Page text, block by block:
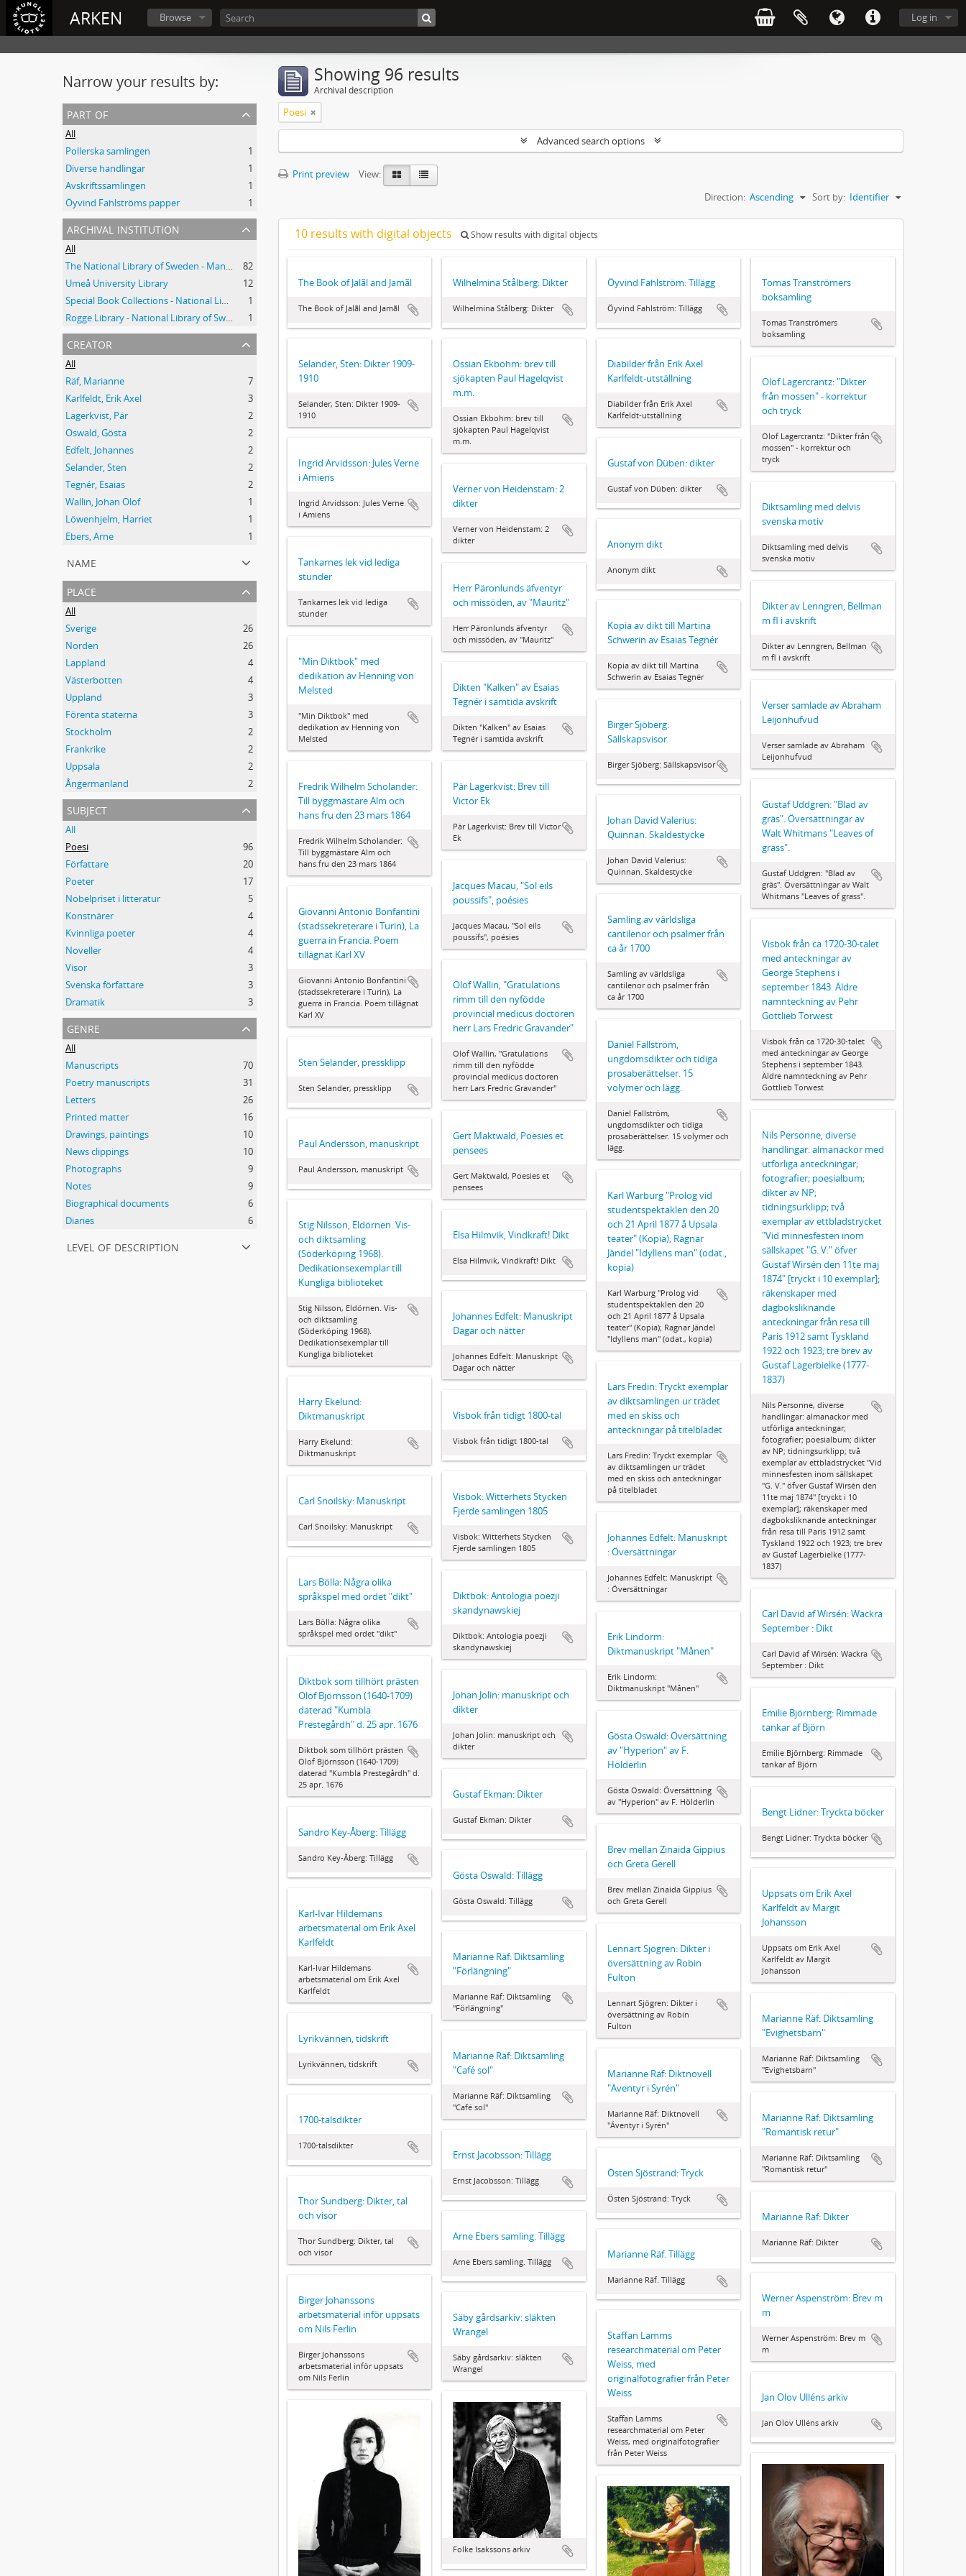
ARKEN Log in
Browse
Narrow your results by:
part of
All
Pollerska samlingen
1
Diverse handlingar
1
Avskriftssamlingen
1
Öyvind Fahlströms papper
1
archival institution
All
The National Library of Sweden - Manuscripts Collections
82
Umeå University Library
12
Special Book Collections - National Library of Sweden
1
Rogge Library - National Library of Sweden
1
creator
All
Räf, Marianne
7
Karlfeldt, Erik Axel
3
Lagerkvist, Pär
2
Oswald, Gösta
2
Edfelt, Johannes
2
Selander, Sten
2
Tegnér, Esaias
2
Wallin, Johan Olof
1
Löwenhjelm, Harriet
1
Ebers, Arne
1
name
place
All
Sverige
26
Norden
26
Lappland
4
Västerbotten
4
Uppland
3
Förenta staterna
3
Stockholm
2
Frankrike
2
Uppsala
2
Ångermanland
2
subject
All
Poesi
96
Författare
20
Poeter
17
Nobelpriset i litteratur
5
Konstnärer
4
Kvinnliga poeter
4
Noveller
4
Visor
3
Svenska författare
3
Dramatik
3
genre
All
Manuscripts
70
Poetry manuscripts
31
Letters
26
Printed matter
16
Drawings, paintings
10
News clippings
10
Photographs
9
Notes
9
Biographical documents
6
Diaries
6
level of description
Showing 96 results
Archival description
Poesi
Advanced search options
Print preview
View:
Sort by: Identifier
Direction: Ascending
10 results with digital objects Show results with digital objects
The Book of Jalãl and Jamãl
The Book of Jalãl and Jamãl
Wilhelmina Stålberg: Dikter
Wilhelmina Stålberg: Dikter
Öyvind Fahlström: Tillägg
Öyvind Fahlström: Tillägg
Tomas Tranströmers
boksamling
Tomas Tranströmers
boksamling
Selander, Sten: Dikter 1909-
1910
Selander, Sten: Dikter 1909-
1910
Ossian Ekbohm: brev till
sjökapten Paul Hagelqvist
m.m.
Ossian Ekbohm: brev till
sjökapten Paul Hagelqvist
m.m.
Diabilder från Erik Axel
Karlfeldt-utställning
Diabilder från Erik Axel
Karlfeldt-utställning
Olof Lagercrantz: "Dikter
från mossen" - korrektur
och tryck
Olof Lagercrantz: "Dikter från
mossen" - korrektur och
tryck
Ingrid Arvidsson: Jules Verne
i Amiens
Ingrid Arvidsson: Jules Verne
i Amiens
Gustaf von Düben: dikter
Gustaf von Düben: dikter
Verner von Heidenstam: 2
dikter
Verner von Heidenstam: 2
dikter
Diktsamling med delvis
svenska motiv
Diktsamling med delvis
svenska motiv
Anonym dikt
Anonym dikt
Tankarnes lek vid lediga
stunder
Tankarnes lek vid lediga
stunder
Herr Päronlunds äfventyr
och missöden, av "Mauritz"
Herr Päronlunds äfventyr
och missöden, av "Mauritz"
Dikter av Lenngren, Bellman
m fl i avskrift
Dikter av Lenngren, Bellman
m fl i avskrift
Kopia av dikt till Martina
Schwerin av Esaias Tegnér
Kopia av dikt till Martina
Schwerin av Esaias Tegnér
"Min Diktbok" med
dedikation av Henning von
Melsted
"Min Diktbok" med
dedikation av Henning von
Melsted
Dikten "Kalken" av Esaias
Tegnér i samtida avskrift
Dikten "Kalken" av Esaias
Tegnér i samtida avskrift
Verser samlade av Abraham
Leijonhufvud
Verser samlade av Abraham
Leijonhufvud
Birger Sjöberg:
Sällskapsvisor
Birger Sjöberg: Sällskapsvisor
Fredrik Wilhelm Scholander:
Till byggmästare Alm och
hans fru den 23 mars 1864
Fredrik Wilhelm Scholander:
Till byggmästare Alm och
hans fru den 23 mars 1864
Pär Lagerkvist: Brev till
Victor Ek
Pär Lagerkvist: Brev till Victor
Ek
Gustaf Uddgren: "Blad av
gräs". Översättningar av
Walt Whitmans "Leaves of
grass".
Gustaf Uddgren: "Blad av
gräs". Översättningar av Walt
Whitmans "Leaves of grass".
Johan David Valerius:
Quinnan. Skaldestycke
Johan David Valerius:
Quinnan. Skaldestycke
Jacques Macau, "Sol eils
poussifs", poésies
Jacques Macau, "Sol eils
poussifs", poésies
Giovanni Antonio Bonfantini
(stadssekreterare i Turin), La
guerra in Francia. Poem
tillägnat Karl XV
Giovanni Antonio Bonfantini
(stadssekreterare i Turin), La
guerra in Francia. Poem tillägnat
Karl XV
Samling av världsliga
cantilenor och psalmer från
ca år 1700
Samling av världsliga
cantilenor och psalmer från
ca år 1700
Visbok från ca 1720-30-talet
med anteckningar av
George Stephens i
september 1843. Äldre
namnteckning av Pehr
Gottlieb Torwest
Visbok från ca 1720-30-talet
med anteckningar av George
Stephens i september 1843.
Äldre namnteckning av Pehr
Gottlieb Torwest
Olof Wallin, "Gratulations
rimm till den nyfödde
provincial medicus doctoren
herr Lars Fredric Gravander"
Olof Wallin, "Gratulations
rimm till den nyfödde
provincial medicus doctoren
herr Lars Fredric Gravander"
Daniel Fallström,
ungdomsdikter och tidiga
prosaberättelser. 15
volymer och lägg.
Daniel Fallström,
ungdomsdikter och tidiga
prosaberättelser. 15 volymer och
lägg.
Sten Selander, pressklipp
Sten Selander, pressklipp
Nils Personne, diverse
handlingar: almanackor med
utförliga anteckningar;
fotografier; poesialbum;
dikter av NP;
tidningsurklipp; två
exemplar av ettbladstrycket
"Vid minnesfesten inom
sällskapet "G. V." öfver
Gustaf Wirsén den 11te maj
1874" [tryckt i 10 exemplar];
räkenskaper med
dagboksliknande
anteckningar från resa till
Paris 1912 samt Tyskland
1922 och 1923; tre brev av
Gustaf Lagerbielke (1777-
1837)
Nils Personne, diverse
handlingar: almanackor med
utförliga anteckningar;
fotografier; poesialbum; dikter
av NP; tidningsurklipp; två
exemplar av ettbladstrycket "Vid
minnesfesten inom sällskapet
"G. V." öfver Gustaf Wirsén den
11te maj 1874" [tryckt i 10
exemplar]; räkenskaper med
dagboksliknande anteckningar
från resa till Paris 1912 samt
Tyskland 1922 och 1923; tre brev
av Gustaf Lagerbielke (1777-
1837)
Gert Maktwald, Poesies et
pensees
Gert Maktwald, Poesies et
pensees
Paul Andersson, manuskript
Paul Andersson, manuskript
Karl Warburg "Prolog vid
studentspektaklen den 20
och 21 April 1877 å Upsala
teater" (Kopia); Ragnar
Jändel "Idyllens man" (odat.,
kopia)
Karl Warburg "Prolog vid
studentspektaklen den 20
och 21 April 1877 å Upsala
teater" (Kopia); Ragnar Jändel
"Idyllens man" (odat., kopia)
Stig Nilsson, Eldörnen. Vis-
och diktsamling
(Söderköping 1968).
Dedikationsexemplar till
Kungliga biblioteket
Stig Nilsson, Eldörnen. Vis-
och diktsamling
(Söderköping 1968).
Dedikationsexemplar till
Kungliga biblioteket
Elsa Hilmvik, Vindkraft! Dikt
Elsa Hilmvik, Vindkraft! Dikt
Johannes Edfelt: Manuskript
Dagar och nätter
Johannes Edfelt: Manuskript
Dagar och nätter
Lars Fredin: Tryckt exemplar
av diktsamlingen ur trädet
med en skiss och
anteckningar på titelbladet
Lars Fredin: Tryckt exemplar
av diktsamlingen ur trädet
med en skiss och anteckningar
på titelbladet
Harry Ekelund:
Diktmanuskript
Harry Ekelund:
Diktmanuskript
Visbok från tidigt 1800-tal
Visbok från tidigt 1800-tal
Visbok: Witterhets Stycken
Fjerde samlingen 1805
Visbok: Witterhets Stycken
Fjerde samlingen 1805
Carl Snoilsky: Manuskript
Carl Snoilsky: Manuskript
Johannes Edfelt: Manuskript
: Översättningar
Johannes Edfelt: Manuskript
: Översättningar
Lars Bölla: Några olika
språkspel med ordet "dikt"
Lars Bölla: Några olika
språkspel med ordet "dikt"
Diktbok: Antologia poezji
skandynawskiej
Diktbok: Antologia poezji
skandynawskiej
Carl David af Wirsén: Wackra
September : Dikt
Carl David af Wirsén: Wackra
September : Dikt
Erik Lindorm:
Diktmanuskript "Månen"
Erik Lindorm:
Diktmanuskript "Månen"
Diktbok som tillhört prästen
Olof Björnsson (1640-1709)
daterad "Kumbla
Prestegårdh" d. 25 apr. 1676
Diktbok som tillhört prästen
Olof Björnsson (1640-1709)
daterad "Kumbla Prestegårdh" d.
25 apr. 1676
Johan Jolin: manuskript och
dikter
Johan Jolin: manuskript och
dikter
Emilie Björnberg: Rimmade
tankar af Björn
Emilie Björnberg: Rimmade
tankar af Björn
Gösta Oswald: Översättning
av "Hyperion" av F.
Hölderlin
Gösta Oswald: Översättning
av "Hyperion" av F. Hölderlin
Gustaf Ekman: Dikter
Gustaf Ekman: Dikter
Bengt Lidner: Tryckta böcker
Bengt Lidner: Tryckta böcker
Sandro Key-Åberg: Tillägg
Sandro Key-Åberg: Tillägg
Brev mellan Zinaida Gippius
och Greta Gerell
Brev mellan Zinaida Gippius
och Greta Gerell
Gösta Oswald: Tillägg
Gösta Oswald: Tillägg
Uppsats om Erik Axel
Karlfeldt av Margit
Johansson
Uppsats om Erik Axel
Karlfeldt av Margit
Johansson
Karl-Ivar Hildemans
arbetsmaterial om Erik Axel
Karlfeldt
Karl-Ivar Hildemans
arbetsmaterial om Erik Axel
Karlfeldt
Lennart Sjögren: Dikter i
översättning av Robin
Fulton
Lennart Sjögren: Dikter i
översättning av Robin
Fulton
Marianne Räf: Diktsamling
"Förlängning"
Marianne Räf: Diktsamling
"Förlängning"
Marianne Räf: Diktsamling
"Evighetsbarn"
Marianne Räf: Diktsamling
"Evighetsbarn"
Lyrikvännen, tidskrift
Lyrikvännen, tidskrift
Marianne Räf: Diktsamling
"Café sol"
Marianne Räf: Diktsamling
"Café sol"
Marianne Räf: Diktnovell
"Äventyr i Syrén"
Marianne Räf: Diktnovell
"Äventyr i Syrén"
Marianne Räf: Diktsamling
"Romantisk retur"
Marianne Räf: Diktsamling
"Romantisk retur"
1700-talsdikter
1700-talsdikter
Ernst Jacobsson: Tillägg
Ernst Jacobsson: Tillägg
Östen Sjöstrand: Tryck
Östen Sjöstrand: Tryck
Thor Sundberg: Dikter, tal
och visor
Thor Sundberg: Dikter, tal
och visor
Marianne Räf: Dikter
Marianne Räf: Dikter
Arne Ebers samling. Tillägg
Arne Ebers samling. Tillägg
Marianne Räf. Tillägg
Marianne Räf. Tillägg
Werner Aspenström: Brev m
m
Werner Aspenström: Brev m
m
Birger Johanssons
arbetsmaterial inför uppsats
om Nils Ferlin
Birger Johanssons
arbetsmaterial inför uppsats
om Nils Ferlin
Säby gårdsarkiv: släkten
Wrangel
Säby gårdsarkiv: släkten
Wrangel
Staffan Lamms
researchmaterial om Peter
Weiss, med
originalfotografier från Peter
Weiss
Staffan Lamms
researchmaterial om Peter
Weiss, med originalfotografier
från Peter Weiss
Jan Olov Ulléns arkiv
Jan Olov Ulléns arkiv
Folke Isakssons arkiv